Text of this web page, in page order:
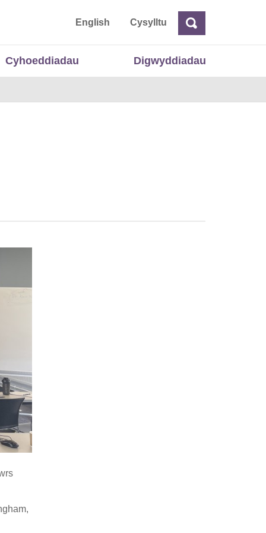
English CysylltuChwilio
Cyhoeddiadau Digwyddiadau